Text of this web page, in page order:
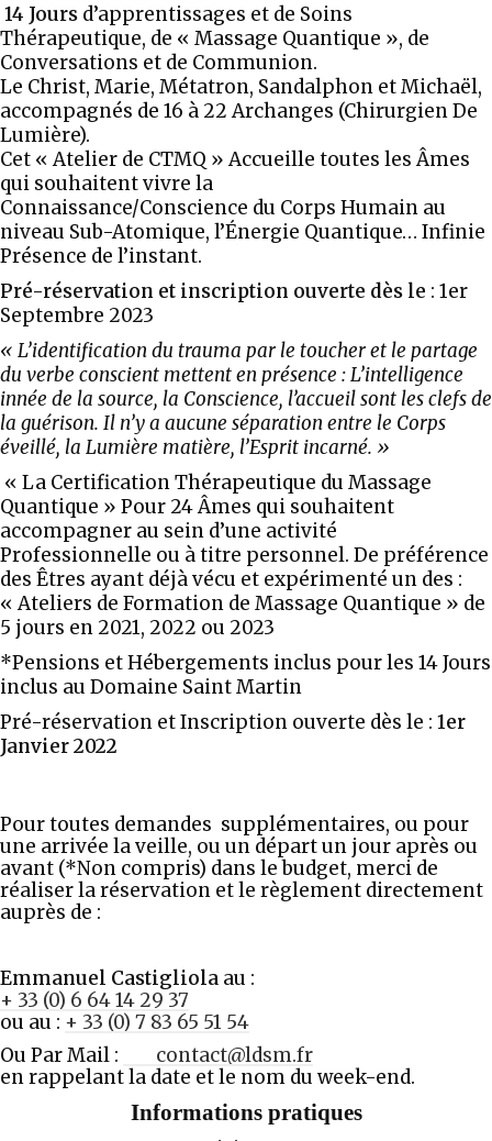
14 Jours d’apprentissages et de Soins
Thérapeutique, de « Massage Quantique », de
Conversations et de Communion.
Le Christ, Marie, Métatron, Sandalphon et Michaël,
accompagnés de 16 à 22 Archanges (Chirurgien De
Lumière).
Cet « Atelier de CTMQ » Accueille toutes les Âmes
qui souhaitent vivre la
Connaissance/Conscience du Corps Humain au
niveau Sub-Atomique, l’Énergie Quantique… Infinie
Présence de l’instant.
Pré-réservation et inscription ouverte dès le : 1er
Septembre 2023
« L’identification du trauma par le toucher et le partage
du verbe conscient mettent en présence :L’intelligence
innée de la source, la Conscience, l’accueil sont les clefs de
la guérison. Il n’y a aucune séparation entre le Corps
éveillé, la Lumière matière, l’Esprit incarné. »
« La Certification Thérapeutique du Massage
Quantique » Pour 24 Âmes qui souhaitent
accompagner au sein d’une activité
Professionnelle ou à titre personnel. De préférence
des Êtres ayant déjà vécu et expérimenté un des :
« Ateliers de Formation de Massage Quantique » de
5 jours en 2021, 2022 ou 2023
*Pensions et Hébergements inclus pour les 14 Jours
inclus au Domaine Saint Martin
Pré-réservation et Inscription ouverte dès le : 1er
Janvier 2022
Pour toutes demandes supplémentaires, ou pour
une arrivée la veille, ou un départ un jour après ou
avant (*Non compris) dans le budget, merci de
réaliser la réservation et le règlement directement
auprès de :
Emmanuel Castigliola au :
+ 33 (0) 6 64 14 29 37
ou au : + 33 (0) 7 83 65 51 54
Ou Par Mail :
contact@ldsm.fr
en rappelant la date et le nom du week-end.
Informations pratiques